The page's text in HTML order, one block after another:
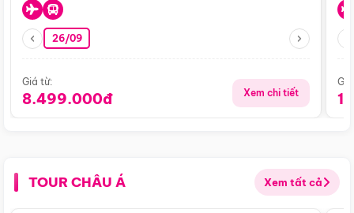
26/09
Giá từ:
8.499.000đ Xem chi tiết
TOUR CHÂU Á Xem tất cả
Điểm nổi bật